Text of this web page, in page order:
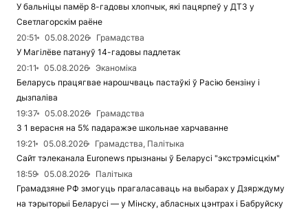
У бальніцы памёр 8-гадовы хлопчык, які пацярпеў у ДТЗ у
Светлагорскім раёне
20:51
05.08.2026
Грамадства
У Магілёве патануў 14-гадовы падлетак
20:11
05.08.2026
Эканоміка
Беларусь працягвае нарошчваць пастаўкі ў Расію бензіну і
дызпаліва
19:37
05.08.2026
Грамадства
З 1 верасня на 5% падаражэе школьнае харчаванне
19:21
05.08.2026
Грамадства, Палітыка
Сайт тэлеканала Euronews прызнаны ў Беларусі "экстрэмісцкім"
18:59
05.08.2026
Палітыка
Грамадзяне РФ змогуць прагаласаваць на выбарах у Дзярждуму
на тэрыторыі Беларусі — у Мінску, абласных цэнтрах і Бабруйску